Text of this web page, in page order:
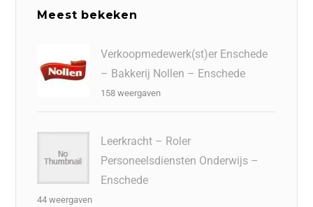
Meest bekeken
Verkoopmedewerk(st)er Enschede
– Bakkerij Nollen – Enschede
158 weergaven
Leerkracht – Roler
Personeelsdiensten Onderwijs –
Enschede
44 weergaven